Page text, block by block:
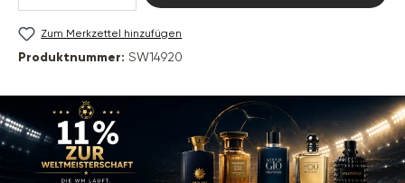
Zum Merkzettel hinzufügen
Produktnummer: SW14920